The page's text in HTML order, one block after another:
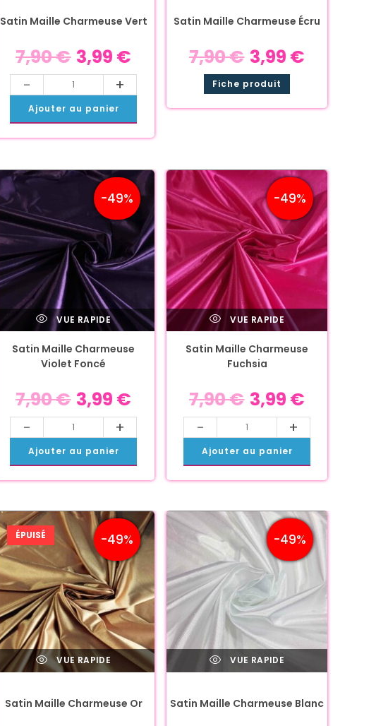
Satin Maille Charmeuse Vert
7,90€ 3,99 €
- +
Ajouter au panier
Satin Maille Charmeuse Écru
7,90€ 3,99 €
Fiche produit
-49%
VUE RAPIDE
Satin Maille Charmeuse
Violet Foncé
7,90€ 3,99 €
- +
Ajouter au panier
-49%
VUE RAPIDE
Satin Maille Charmeuse
Fuchsia
7,90€ 3,99 €
- +
Ajouter au panier
-49%
ÉPUISÉ
VUE RAPIDE
Satin Maille Charmeuse Or
-49%
VUE RAPIDE
Satin Maille Charmeuse Blanc